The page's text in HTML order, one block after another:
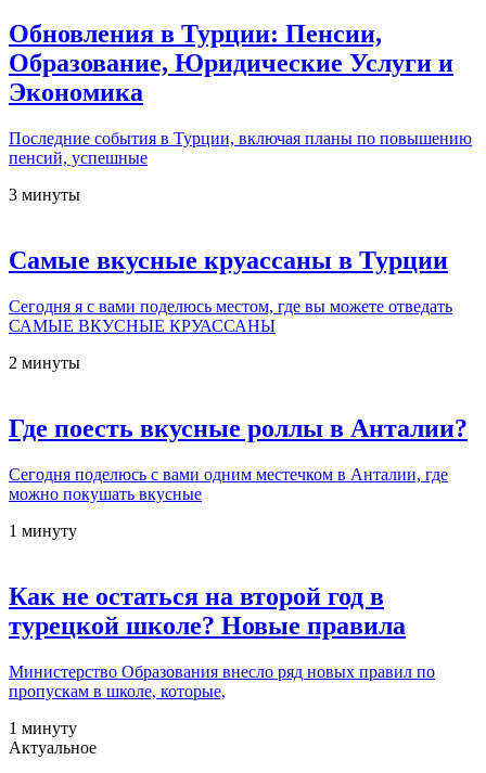
Обновления в Турции: Пенсии,
Образование, Юридические Услуги и
Экономика
Последние события в Турции, включая планы по повышению
пенсий, успешные
3 минуты
Самые вкусные круассаны в Турции
Сегодня я с вами поделюсь местом, где вы можете отведать
САМЫЕ ВКУСНЫЕ КРУАССАНЫ
2 минуты
Где поесть вкусные роллы в Анталии?
Сегодня поделюсь с вами одним местечком в Анталии, где
можно покушать вкусные
1 минуту
Как не остаться на второй год в
турецкой школе? Новые правила
Министерство Образования внесло ряд новых правил по
пропускам в школе, которые,
1 минуту
Актуальное